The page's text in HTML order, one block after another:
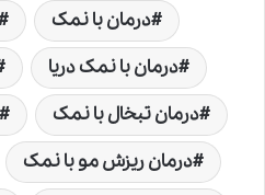
درمان با نمک
درمان با نمک دریا
درمان تبخال با نمک
درمان ریزش مو با نمک